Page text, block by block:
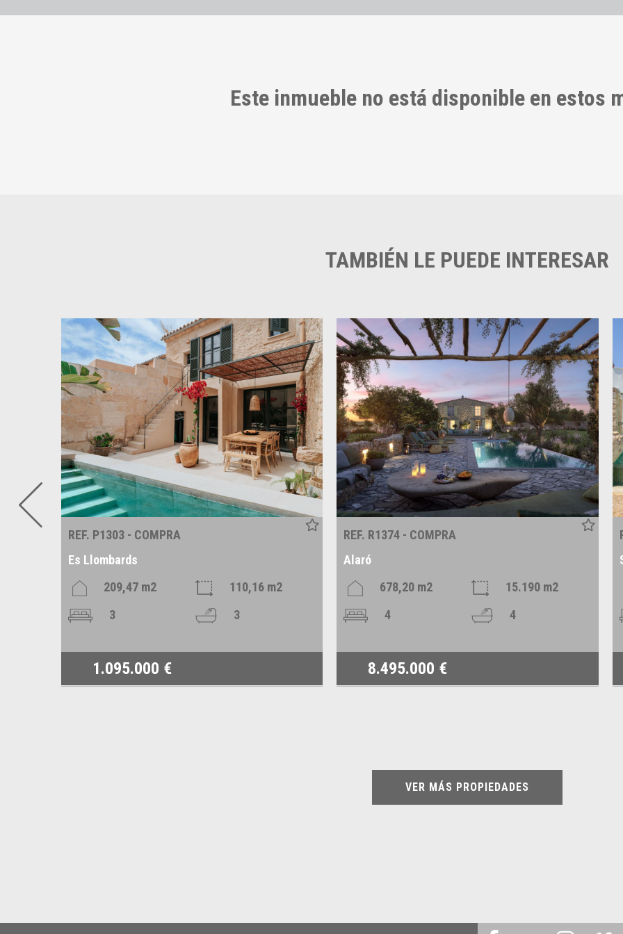
Este inmueble no está disponible en estos
TAMBIÉN LE PUEDE INTERESAR
REF. P1303 - COMPRA
Es Llombards
209,47 m2
110,16 m2
3
3
1.095.000 €
REF. R1374 - COMPRA
Alaró
678,20 m2
15.190 m2
4
4
8.495.000 €
VER MÁS PROPIEDADES